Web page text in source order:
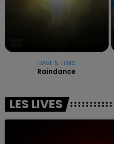
DAVE & TEMS
Raindance
LES LIVES